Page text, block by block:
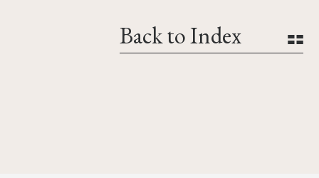
Back to Index